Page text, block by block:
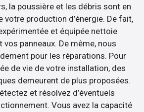
la poussière et les débris sont en
votre production d’énergie. De fait,
et équipée nettoie
vos panneaux. De même, nous
pour les réparations. Pour
de vie de votre installation, des
demeurent de plus proposées.
et résolvez d’éventuels
Vous avez la capacité